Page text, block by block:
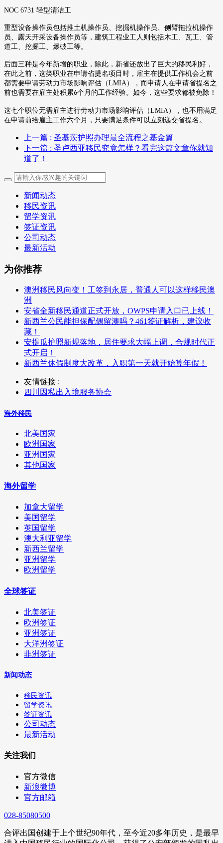
NOC 6731 轻型清洁工
重型设备操作员包括推土机操作员、挖掘机操作员、侧臂拖拉机操作
员、露天开采设备操作员等，建筑工程业工人则包括木工、瓦工、管
道工、挖掘工、爆破工等。
后面三种是今年新增的职业，除此，新省还放出了巨大的移民利好，
在此之前，这类职业在申请省提名项目时，雇主在提供工作机会之前
都需要申请劳动力市场影响评估（LMIA ），而申请人在申请省提名之
前也需要在雇主处积累6个月的工作经验。如今，这些要求都被免除！
这七个职位无需雇主进行劳动力市场影响评估（LMIA ），也不用满足
在申请前给雇主工作六个月
， 只要满足条件可以立刻递交省提名 。
上一篇 : 圣基茨护照办理最全流程之基金篇
下一篇 : 圣卢西亚移民究竟怎样？看完这篇文章你就知
道了！
新闻动态
移民资讯
留学资讯
签证资讯
公司动态
最新活动
为你推荐
澳洲移民风向变！工签到永居，普通人可以这样移民澳
洲
安省全新移民通道正式开放，OWPS申请入口已上线！
新西兰公民能担保配偶留澳吗？461签证解析，建议收
藏！
安提瓜护照新规落地，居住要求大幅上调，合规时代正
式开启！
新西兰休假制度大改革，入职第一天就开始算年假！
友情链接 :
四川因私出入境服务协会
海外移民
北美国家
欧洲国家
亚洲国家
其他国家
海外留学
加拿大留学
美国留学
英国留学
澳大利亚留学
新西兰留学
亚洲留学
欧洲留学
全球签证
北美签证
欧洲签证
亚洲签证
大洋洲签证
非洲签证
新闻动态
移民资讯
留学资讯
签证资讯
公司动态
最新活动
关注我们
官方微信
新浪微博
官方邮箱
028-85080500
合评出国创建于上个世纪90年代，至今近20多年历史，是最早